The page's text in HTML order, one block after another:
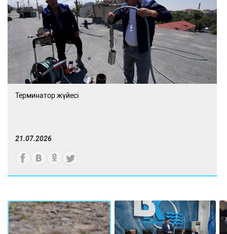
Терминатор жүйесі
21.07.2026